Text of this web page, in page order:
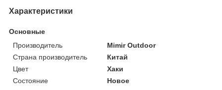
Характеристики
Основные
Производитель
Mimir Outdoor
Страна производитель
Китай
Цвет
Хаки
Состояние
Новое